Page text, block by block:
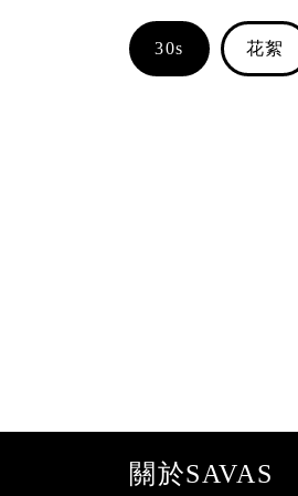
30s 花絮
關於SAVAS